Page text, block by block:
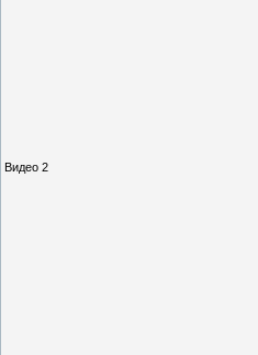
Видео 2